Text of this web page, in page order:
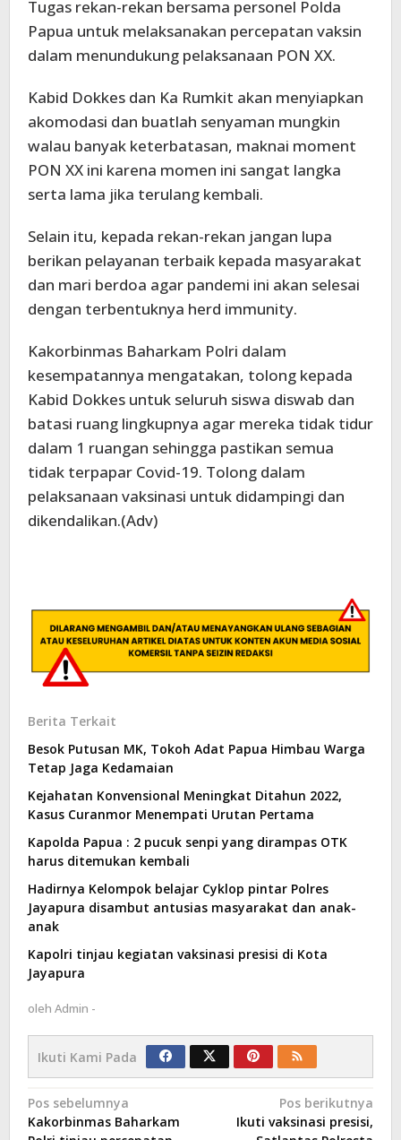
Tugas rekan-rekan bersama personel Polda
Papua untuk melaksanakan percepatan vaksin
dalam menundukung pelaksanaan PON XX.
Kabid Dokkes dan Ka Rumkit akan menyiapkan
akomodasi dan buatlah senyaman mungkin
walau banyak keterbatasan, maknai moment
PON XX ini karena momen ini sangat langka
serta lama jika terulang kembali.
Selain itu, kepada rekan-rekan jangan lupa
berikan pelayanan terbaik kepada masyarakat
dan mari berdoa agar pandemi ini akan selesai
dengan terbentuknya herd immunity.
Kakorbinmas Baharkam Polri dalam
kesempatannya mengatakan, tolong kepada
Kabid Dokkes untuk seluruh siswa diswab dan
batasi ruang lingkupnya agar mereka tidak tidur
dalam 1 ruangan sehingga pastikan semua
tidak terpapar Covid-19. Tolong dalam
pelaksanaan vaksinasi untuk didampingi dan
dikendalikan.(Adv)
Berita Terkait
Besok Putusan MK, Tokoh Adat Papua Himbau Warga
Tetap Jaga Kedamaian
Kejahatan Konvensional Meningkat Ditahun 2022,
Kasus Curanmor Menempati Urutan Pertama
Kapolda Papua : 2 pucuk senpi yang dirampas OTK
harus ditemukan kembali
Hadirnya Kelompok belajar Cyklop pintar Polres
Jayapura disambut antusias masyarakat dan anak-
anak
Kapolri tinjau kegiatan vaksinasi presisi di Kota
Jayapura
oleh Admin -
Ikuti Kami Pada
Navigasi
pos
Pos sebelumnya
Kakorbinmas Baharkam
Pos berikutnya
Ikuti vaksinasi presisi,